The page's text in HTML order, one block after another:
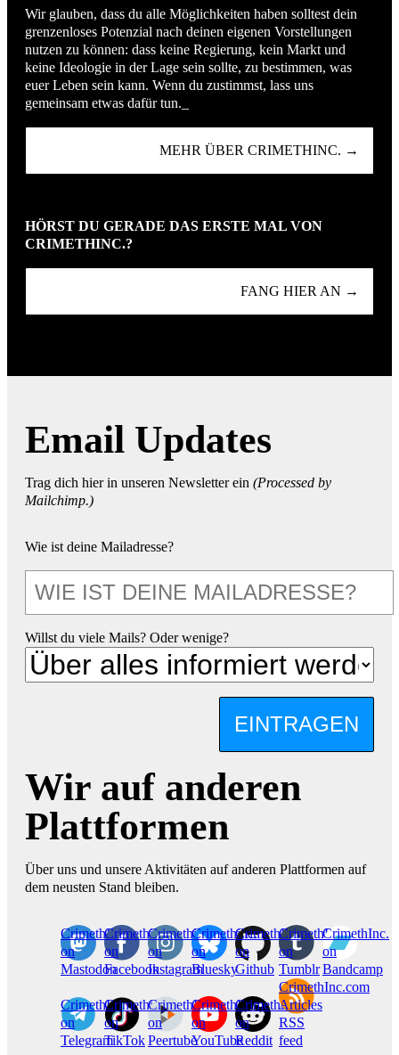
Wir glauben, dass du alle Möglichkeiten haben solltest dein
grenzenloses Potenzial nach deinen eigenen Vorstellungen
nutzen zu können: dass keine Regierung, kein Markt und
keine Ideologie in der Lage sein sollte, zu bestimmen, was
euer Leben sein kann. Wenn du zustimmst, lass uns
gemeinsam etwas dafür tun._
MEHR ÜBER CRIMETHINC. →
HÖRST DU GERADE DAS ERSTE MAL VON
CRIMETHINC.?
FANG HIER AN →
Email Updates
Trag dich hier in unseren Newsletter ein (Processed by
Mailchimp.)
Wie ist deine Mailadresse?
Willst du viele Mails? Oder wenige?
EINTRAGEN
Wir auf anderen
Plattformen
Über uns und unsere Aktivitäten auf anderen Plattformen auf
dem neusten Stand bleiben.
CrimethInc.
on
Mastodon
Crimethinc.
on
Facebook
Crimethinc.
on
Instagram
Crimethinc.
on
Bluesky
CrimethInc.
on
Github
CrimethInc.
on
Tumblr
CrimethInc.
on
Bandcamp
CrimethInc.
on
Telegram
Crimethinc.
on
TikTok
CrimethInc.
on
Peertube
CrimethInc.
on
YouTube
CrimethInc.
on
Reddit
CrimethInc.com
Articles
RSS
feed